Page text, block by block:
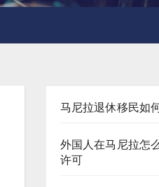
马尼拉退休移民如
外国人在马尼拉怎
许可